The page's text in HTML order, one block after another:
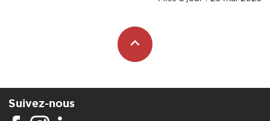
Suivez-nous